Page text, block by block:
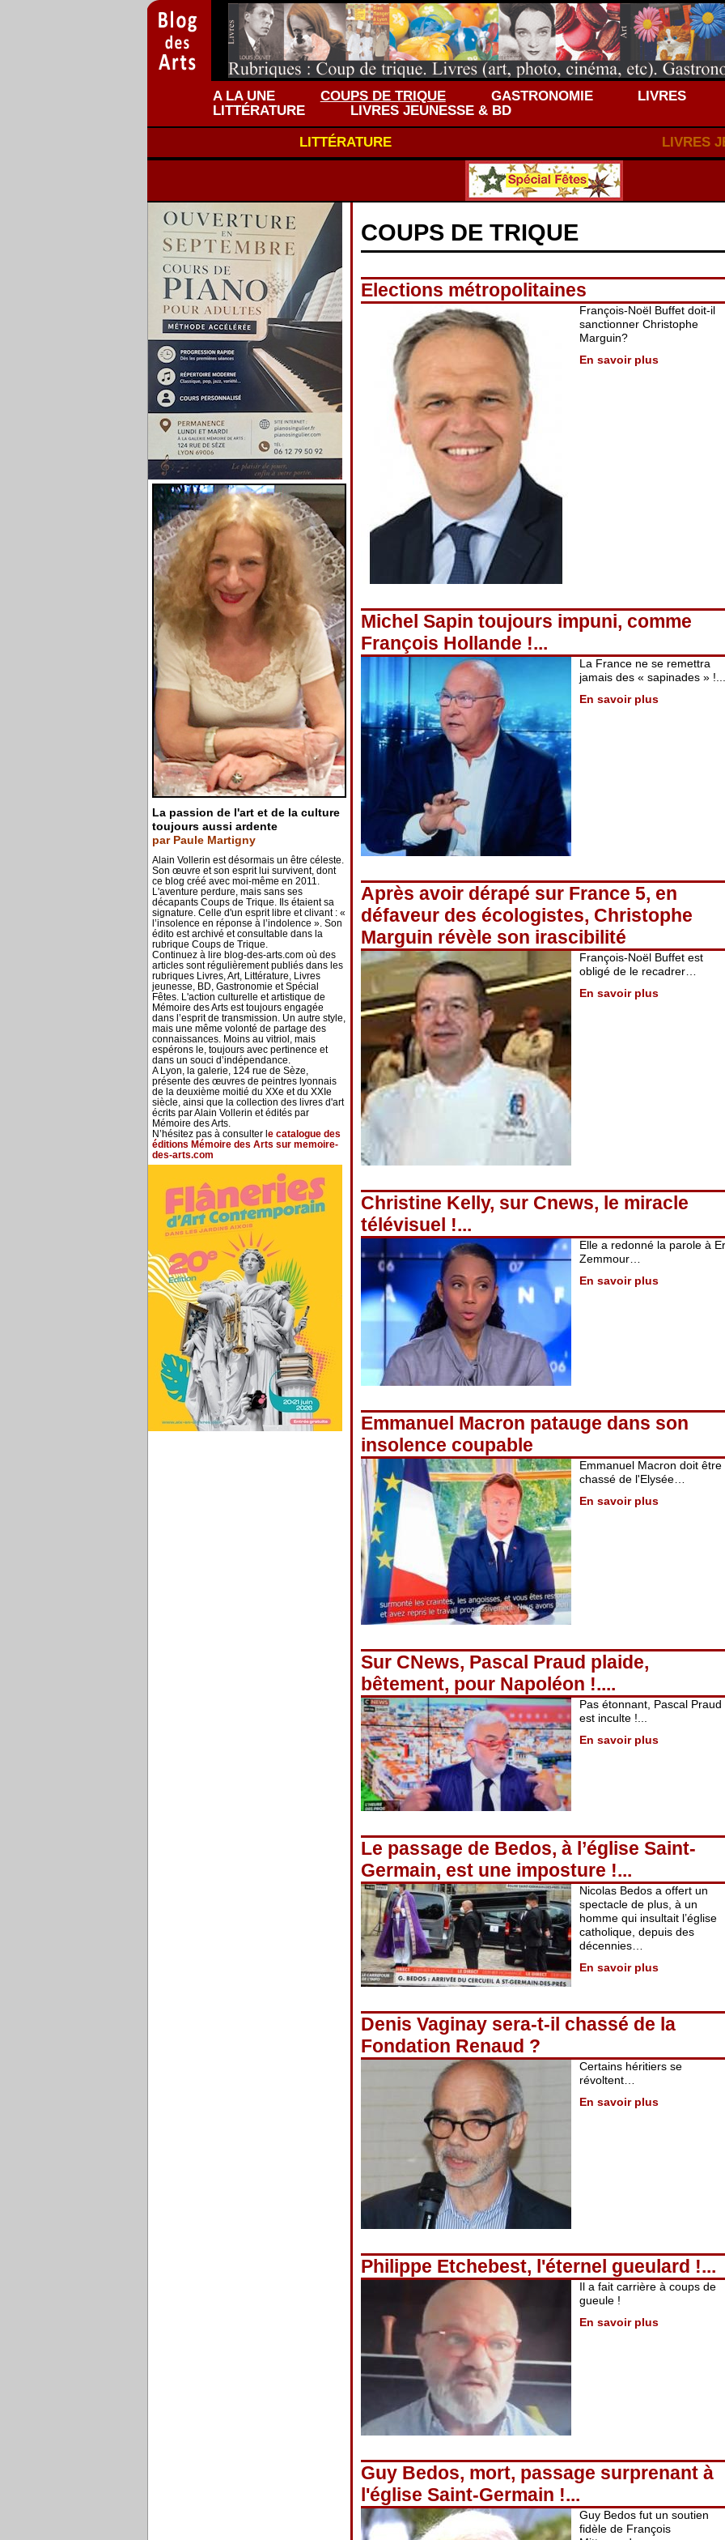
A LA UNE COUPS DE TRIQUE GASTRONOMIE
LIVRES
LITTÉRATURE
LIVRES JEUNESSE & BD
LITTÉRATURE
LIVRES
La passion de l'art et de la culture
toujours aussi ardente
par Paule Martigny
Alain Vollerin est désormais un être céleste.
Son œuvre et son esprit lui survivent, dont
ce blog créé avec moi-même en 2011.
L'aventure perdure, mais sans ses
décapants Coups de Trique. Ils étaient sa
signature. Celle d'un esprit libre et clivant : «
l’insolence en réponse à l’indolence ». Son
édito est archivé et consultable dans la
rubrique Coups de Trique.
Continuez à lire blog-des-arts.com où des
articles sont régulièrement publiés dans les
rubriques Livres, Art, Littérature, Livres
jeunesse, BD, Gastronomie et Spécial
Fêtes. L'action culturelle et artistique de
Mémoire des Arts est toujours engagée
dans l’esprit de transmission. Un autre style,
mais une même volonté de partage des
connaissances. Moins au vitriol, mais
espérons le, toujours avec pertinence et
dans un souci d’indépendance.
A Lyon, la galerie, 124 rue de Sèze,
présente des œuvres de peintres lyonnais
de la deuxième moitié du XXe et du XXIe
siècle, ainsi que la collection des livres d'art
écrits par Alain Vollerin et édités par
Mémoire des Arts.
N’hésitez pas à consulter l e catalogue des
éditions Mémoire des Arts sur memoire-
des-arts.com
COUPS DE TRIQUE
Elections métropolitaines
François-Noël Buffet doit-il
sanctionner Christophe
Marguin?
En savoir plus
Michel Sapin toujours impuni, comme
François Hollande !...
La France ne se remettra
jamais des « sapinades » !...
En savoir plus
Après avoir dérapé sur France 5, en
défaveur des écologistes, Christophe
Marguin révèle son irascibilité
François-Noël Buffet est
obligé de le recadrer…
En savoir plus
Christine Kelly, sur Cnews, le miracle
télévisuel !...
Elle a redonné la parole à
Zemmour…
En savoir plus
Emmanuel Macron patauge dans son
insolence coupable
Emmanuel Macron doit être
chassé de l'Elysée…
En savoir plus
Sur CNews, Pascal Praud plaide,
bêtement, pour Napoléon !....
Pas étonnant, Pascal Praud
est inculte !...
En savoir plus
Le passage de Bedos, à l’église Saint-
Germain, est une imposture !...
Nicolas Bedos a offert un
spectacle de plus, à un
homme qui insultait l’église
catholique, depuis des
décennies…
En savoir plus
Denis Vaginay sera-t-il chassé de la
Fondation Renaud ?
Certains héritiers se
révoltent…
En savoir plus
Philippe Etchebest, l'éternel gueulard !...
Il a fait carrière à coups de
gueule !
En savoir plus
Guy Bedos, mort, passage surprenant à
l'église Saint-Germain !...
Guy Bedos fut un soutien
fidèle de François